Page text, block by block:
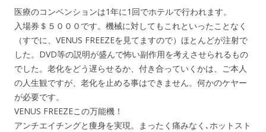
医療のコンベンションは1年に1回でホテルで行われます。
入場券＄５０００です。機械に対してもこれといったことなく
（すでに、VENUS FREEZEを見てますので）ほとんどが注射で
した。DVD等の説明が盛んで怖い副作用を考えさせられるもの
でした。老化をどう遅らせるか、付き合っていくかは、ご本人
の人生観ですが、老化を止める事はできません。何かのケヤー
が必要です。
VENUS FREEZEこの万能機！
アンチエイチングと痩身を実現。まったく痛みなく､ホットスト